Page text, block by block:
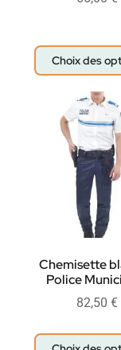
Choix des
Chemisette
Police
82,50 €